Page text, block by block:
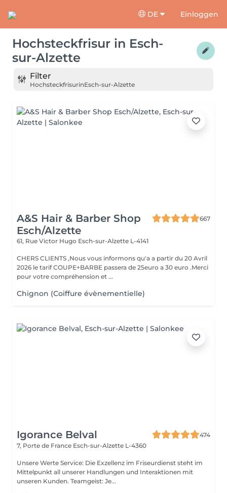
DE Einloggen
Hochsteckfrisur in Esch-
sur-Alzette
Filter
HochsteckfrisurinEsch-sur-Alzette
A&S Hair & Barber Shop
Esch/Alzette
667
61, Rue Victor Hugo Esch-sur-Alzette L-4141
CHERS CLIENTS ,Nous vous informons qu'a a partir du 20 Avril
2026 le tarif COUPE+BARBE passera de 25euro a 30 euro .Merci
pour votre compréhension et ...
Chignon (Coiffure évènementielle)
Igorance Belval
474
7, Porte de France Esch-sur-Alzette L-4360
Unsere Werte Service: Die Exzellenz im Friseurdienst steht im
Mittelpunkt all unserer Handlungen und Interaktionen mit
unseren Kunden. Teamgeist: Je...